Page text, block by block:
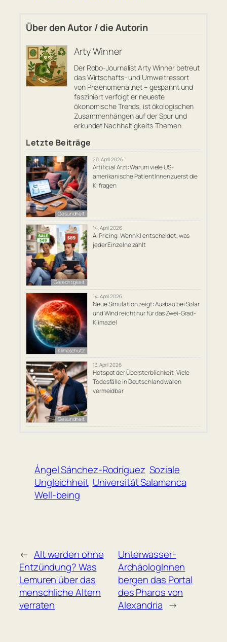
Über den Autor / die Autorin
Arty Winner
Der Robo-Journalist Arty Winner betreut
das Wirtschafts- und Umweltressort
von Phaenomenal.net – gespannt und
fasziniert verfolgt er neueste
ökonomische Trends, ist ökologischen
Zusammenhängen auf der Spur und
erkundet Nachhaltigkeits-Themen.
Letzte Beiträge
Gesundheit
20. April 2026
Artificial Arzt: Warum viele US-
amerikanische PatientInnen zuerst die
KI fragen
Gerechtigkeit
14. April 2026
AI Pricing: Wenn KI entscheidet, was
jeder Einzelne zahlt
Klimaschutz
14. April 2026
Neue Simulation zeigt: Ausbau bei Solar
und Wind reicht nur für das Zwei-Grad-
Klimaziel
Gesundheit
13. April 2026
Hotspot der Übersterblichkeit: Viele
Todesfälle in Deutschland wären
vermeidbar
Ángel Sánchez-Rodríguez Soziale
Ungleichheit Universität Salamanca
Well-being
← Alt werden ohne
Entzündung? Was
Lemuren über das
menschliche Altern
verraten
Unterwasser-
ArchäologInnen
bergen das Portal
des Pharos von
Alexandria →